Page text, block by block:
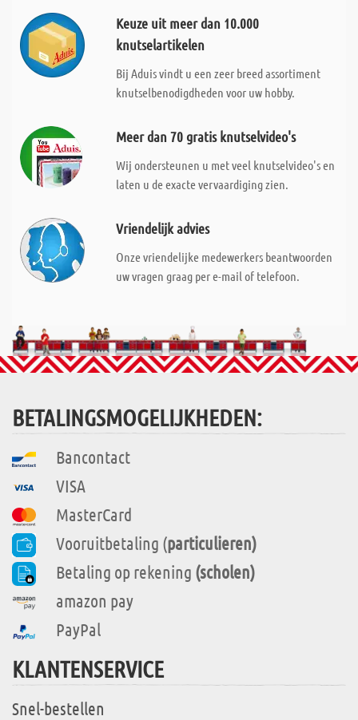
Keuze uit meer dan 10.000
knutselartikelen
Bij Aduis vindt u een zeer breed assortiment
knutselbenodigdheden voor uw hobby.
Meer dan 70 gratis knutselvideo's
Wij ondersteunen u met veel knutselvideo's en
laten u de exacte vervaardiging zien.
Vriendelijk advies
Onze vriendelijke medewerkers beantwoorden
uw vragen graag per e-mail of telefoon.
BETALINGSMOGELIJKHEDEN:
Bancontact
VISA
MasterCard
Vooruitbetaling (particulieren)
Betaling op rekening (scholen)
amazon pay
PayPal
KLANTENSERVICE
Snel-bestellen